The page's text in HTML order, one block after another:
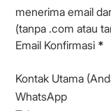
menerima email
(tanpa .com atau
Email Konfirmasi *
Kontak Utama
WhatsApp